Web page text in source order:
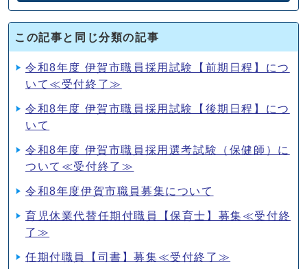
この記事と同じ分類の記事
令和8年度 伊賀市職員採用試験【前期日程】につ
いて≪受付終了≫
令和8年度 伊賀市職員採用試験【後期日程】につ
いて
令和8年度 伊賀市職員採用選考試験（保健師）に
ついて≪受付終了≫
令和8年度伊賀市職員募集について
育児休業代替任期付職員【保育士】募集≪受付終
了≫
任期付職員【司書】募集≪受付終了≫